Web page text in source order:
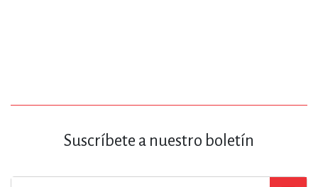
Suscríbete a nuestro boletín